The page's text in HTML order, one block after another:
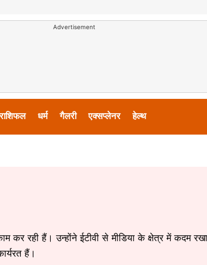
Advertisement
राशिफल धर्म गैलरी एक्सप्लेनर हेल्थ
कर रही हैं। उन्होंने ईटीवी से मीडिया के क्षेत्र में कदम
हैं।